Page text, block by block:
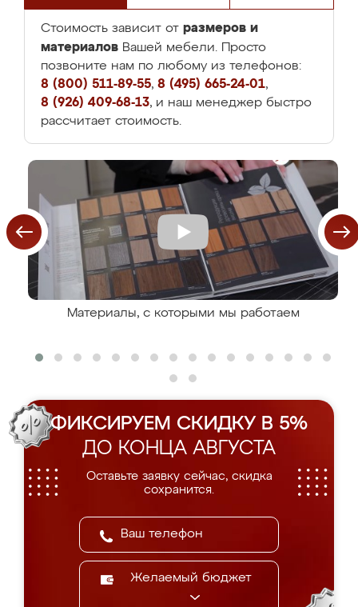
Стоимость зависит от размеров и
материалов Вашей мебели. Просто
позвоните нам по любому из телефонов:
8 (800) 511-89-55, 8 (495) 665-24-01,
8 (926) 409-68-13, и наш менеджер быстро
рассчитает стоимость.
Материалы, с которыми мы работаем
ФИКСИРУЕМ СКИДКУ В 5%
ДО КОНЦА АВГУСТА
Оставьте заявку сейчас, скидка
сохранится.
Желаемый бюджет